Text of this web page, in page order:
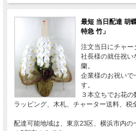
最短 当日配達 胡
特急 竹」
注文当日にチャー
社長様の就任祝い
蘭。
企業様のお祝いで
す。
３本立ちでお花の
ラッピング、木札、チャーター送料、税
配達可能地域は、東京23区、横浜市内